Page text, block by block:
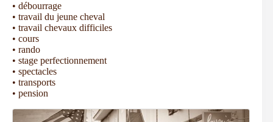
• débourrage
• travail du jeune cheval
• travail chevaux difficiles
• cours
• rando
• stage perfectionnement
• spectacles
• transports
• pension